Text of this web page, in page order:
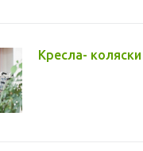
Кресла- коляски